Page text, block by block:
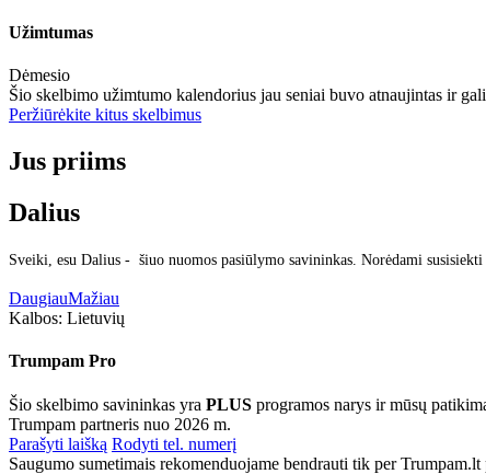
Užimtumas
Dėmesio
Šio skelbimo užimtumo kalendorius jau seniai buvo atnaujintas ir
Peržiūrėkite kitus skelbimus
Jus priims
Dalius
Sveiki, esu Dalius - šiuo nuomos pasiūlymo savininkas. Norėdami
DaugiauMažiau
Kalbos: Lietuvių
Trumpam Pro
Šio skelbimo savininkas yra PLUS programos narys ir mūsų
Trumpam partneris nuo 2026 m.
Parašyti laišką Rodyti tel. numerį
Saugumo sumetimais rekomenduojame bendrauti tik per